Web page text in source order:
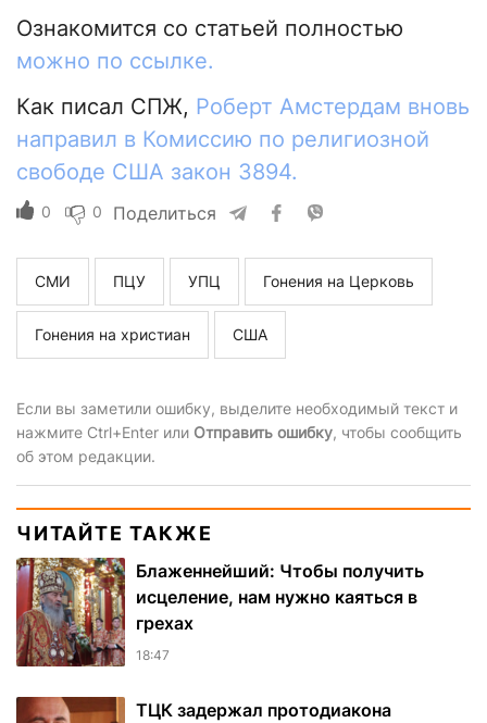
Ознакомится со статьей полностью
можно по ссылке.
Как писал СПЖ, Роберт Амстердам вновь
направил в Комиссию по религиозной
свободе США закон 3894.
0 0 Поделиться
СМИ ПЦУ УПЦ Гонения на Церковь
Гонения на христиан США
Если вы заметили ошибку, выделите необходимый текст и
нажмите Ctrl+Enter или Отправить ошибку, чтобы сообщить
об этом редакции.
ЧИТАЙТЕ ТАКЖЕ
Блаженнейший: Чтобы получить
исцеление, нам нужно каяться в
грехах
18:47
ТЦК задержал протодиакона